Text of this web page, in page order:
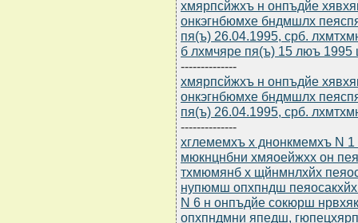
хмярпсйжхъ н онпъдйе
онкэгнбюмхе бндмшлх
пя(ъ) 26.04.1995, срб.
б лхмчяре пя(ъ) 15 люъ 1995
--------------
хмярпсйжхъ н онпъдйе
онкэгнбюмхе бндмшлх
пя(ъ) 26.04.1995, срб.
--------------
хглемемхъ х днонкмемхъ N
мюкнцнбни хмяоейжхх он
тхмюмянб х щйнмнлхйх
нупюмш опхпндш
N 6 н онпъдйе сокюрш
опхпндмни япедш,